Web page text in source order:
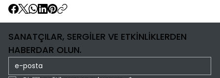
SANATÇILAR, SERGİLER VE ETKİNLİKLERDEN
HABERDAR OLUN.